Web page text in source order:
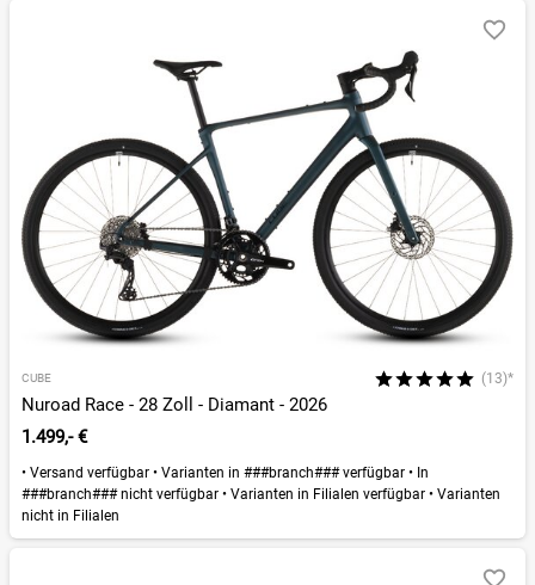
CUBE (13)*
Nuroad Race - 28 Zoll - Diamant - 2026
1.499,- €
• Versand verfügbar • Varianten in ###branch### verfügbar • In
###branch### nicht verfügbar • Varianten in Filialen verfügbar • Varianten
nicht in Filialen